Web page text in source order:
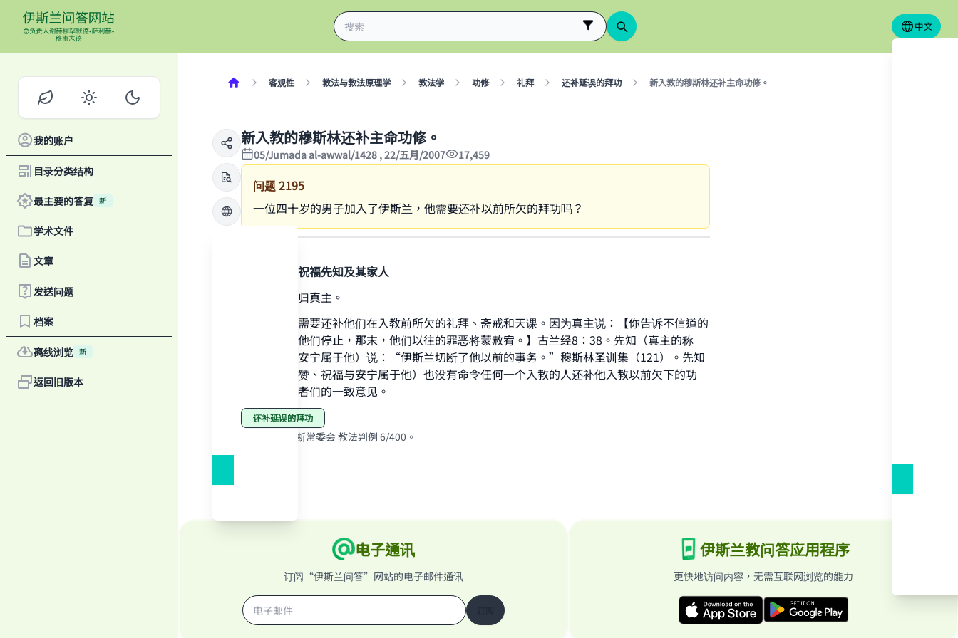
中文
我的账户
目录分类结构
最主要的答复 新
学术文件
文章
发送问题
档案
离线浏览 新
返回旧版本
客观性 教法与教法原理学 教法学 功修 礼拜 还补延误的拜功 新入教的穆斯林还补主命功修。
新入教的穆斯林还补主命功修。
05/Jumada al-awwal/1428 , 22/五月/2007 17,459
问题2195
一位四十岁的男子加入了伊斯兰，他需要还补以前所欠的拜功吗？
感谢真主，祝福先知及其家人
一切赞颂全归真主。
入教的人不需要还补他们在入教前所欠的礼拜、斋戒和天课。因为真主说：【你告诉不信道的
人们：如果他们停止，那末，他们以往的罪恶将蒙赦宥。】古兰经8：38。先知（真主的称
赞、祝福与安宁属于他）说：“伊斯兰切断了他以前的事务。”穆斯林圣训集（121）。先知
（真主的称赞、祝福与安宁属于他）也没有命令任何一个入教的人还补他入教以前欠下的功
修，这是学者们的一致意见。
还补延误的拜功
教法判断常委会 教法判例 6/400。
电子通讯
订阅“伊斯兰问答”网站的电子邮件通讯
伊斯兰教问答应用程序
更快地访问内容，无需互联网浏览的能力
Make an impact on millions of lives with your
contribution today
Your support is crucial for our mission.
"A person who leads others to doing what is good will earn the